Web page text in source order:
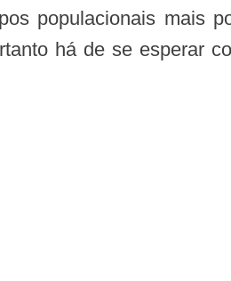
populacionais mais
há de se esperar